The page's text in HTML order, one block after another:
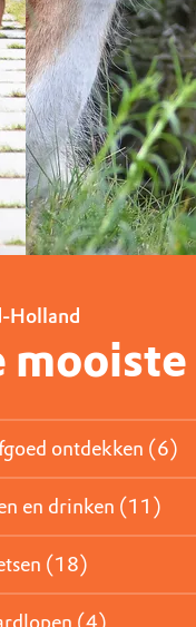
Holland
ontdekken (6)
en drinken (11)
(18)